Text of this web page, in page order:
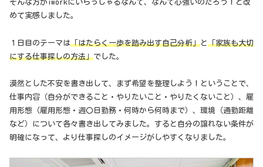
そんな方がiworkにいらっしゃるなんて、なんて心強いのだろう！と改
めて実感しました。
１日目のテーマは「はたらく一歩を踏み出す自己分析」と「家族も大切
にする仕事探しの方法」でした。
漠然とした不安を書き出して、まず希望を整理しよう！ということで、
仕事内容（自分ができること・やりたいこと・やりたくないこと）、雇
用形態（雇用形態・週〇日勤務・何時から何時まで）、環境（通勤距離
など）について各々書き出してみました。すると自分の譲れない条件が
明確になって、より仕事探しのイメージがしやすくなりました。